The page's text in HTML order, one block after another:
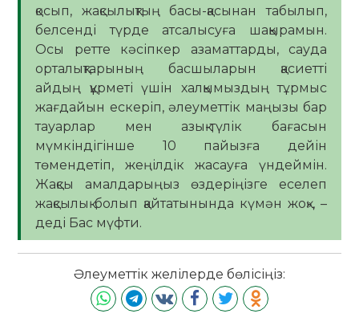
қосып, жақсылықтың басы-қасынан табылып,
белсенді түрде атсалысуға шақырамын.
Осы ретте кәсіпкер азаматтарды, сауда
орталықтарының басшыларын қасиетті
айдың құрметі үшін халқымыздың тұрмыс
жағдайын ескеріп, әлеуметтік маңызы бар
тауарлар мен азық-түлік бағасын
мүмкіндігінше 10 пайызға дейін
төмендетіп, жеңілдік жасауға үндеймін.
Жақсы амалдарыңыз өздеріңізге еселеп
жақсылық болып қайтатынында күмән жоқ», –
деді Бас мүфти.
Әлеуметтік желілерде бөлісіңіз: